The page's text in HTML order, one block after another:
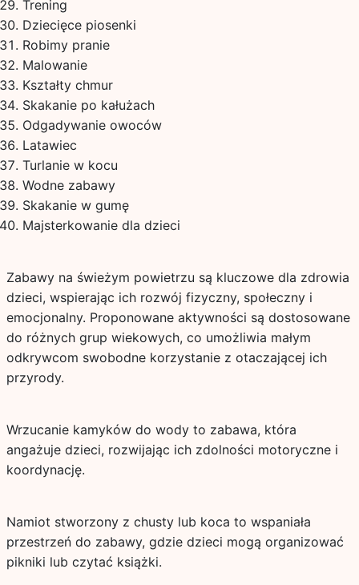
Trening
Dziecięce piosenki
Robimy pranie
Malowanie
Kształty chmur
Skakanie po kałużach
Odgadywanie owoców
Latawiec
Turlanie w kocu
Wodne zabawy
Skakanie w gumę
Majsterkowanie dla dzieci
Zabawy na świeżym powietrzu są kluczowe dla zdrowia
dzieci, wspierając ich rozwój fizyczny, społeczny i
emocjonalny. Proponowane aktywności są dostosowane
do różnych grup wiekowych, co umożliwia małym
odkrywcom swobodne korzystanie z otaczającej ich
przyrody.
Wrzucanie kamyków do wody to zabawa, która
angażuje dzieci, rozwijając ich zdolności motoryczne i
koordynację.
Namiot stworzony z chusty lub koca to wspaniała
przestrzeń do zabawy, gdzie dzieci mogą organizować
pikniki lub czytać książki.